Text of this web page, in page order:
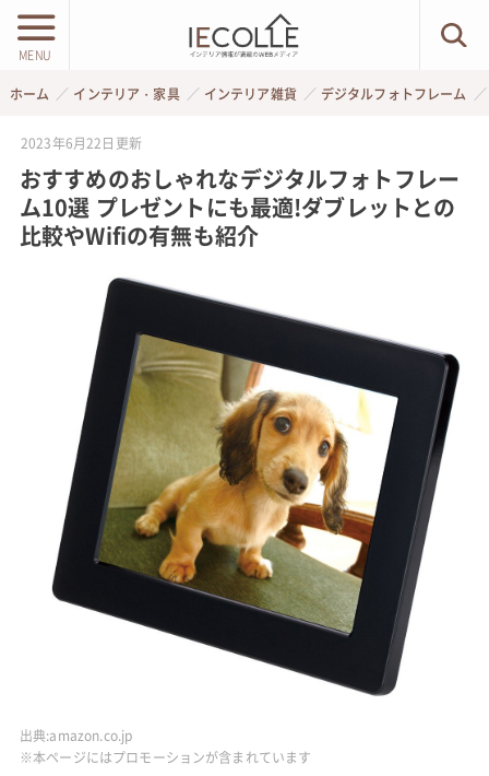
MENU
ホーム インテリア・家具 インテリア雑貨 デジタルフォトフレーム
2023年6月22日 更新
おすすめのおしゃれなデジタルフォトフレー
ム10選 プレゼントにも最適!ダブレットとの
比較やWifiの有無も紹介
出典:amazon.co.jp
※本ページにはプロモーションが含まれています